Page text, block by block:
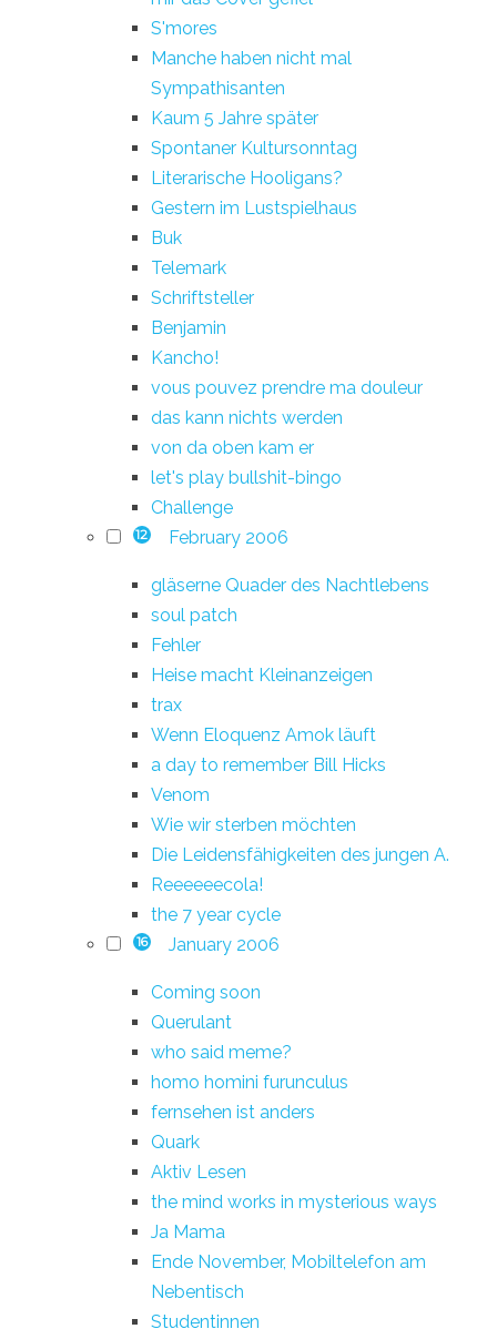
S'mores
Manche haben nicht mal
Sympathisanten
Kaum 5 Jahre später
Spontaner Kultursonntag
Literarische Hooligans?
Gestern im Lustspielhaus
Buk
Telemark
Schriftsteller
Benjamin
Kancho!
vous pouvez prendre ma douleur
das kann nichts werden
von da oben kam er
let's play bullshit-bingo
Challenge
12 February 2006
gläserne Quader des Nachtlebens
soul patch
Fehler
Heise macht Kleinanzeigen
trax
Wenn Eloquenz Amok läuft
a day to remember Bill Hicks
Venom
Wie wir sterben möchten
Die Leidensfähigkeiten des jungen A.
Reeeeeecola!
the 7 year cycle
16 January 2006
Coming soon
Querulant
who said meme?
homo homini furunculus
fernsehen ist anders
Quark
Aktiv Lesen
the mind works in mysterious ways
Ja Mama
Ende November, Mobiltelefon am
Nebentisch
Studentinnen